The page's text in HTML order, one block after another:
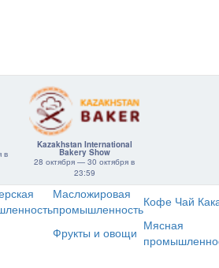
в
Kazakhstan International
Bakery Show
28 октября — 30 октября в
23:59
Масложировая
промышленностьКофе Чай
Фрукты и овощи Мясная